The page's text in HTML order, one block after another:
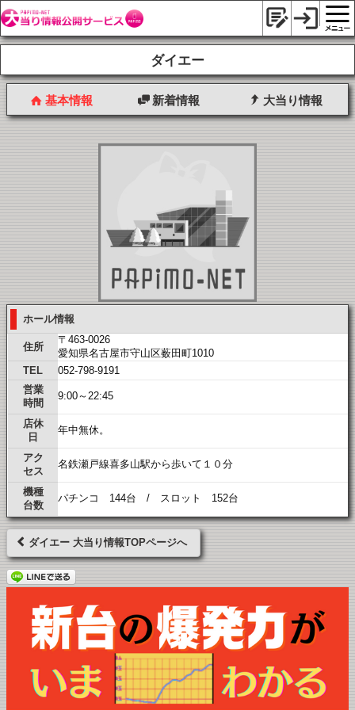
ダイエー
基本情報 新着情報 大当り情報
ホール情報
住所
〒463-0026
愛知県名古屋市守山区薮田町1010
TEL
052-798-9191
営業
時間
9:00～22:45
店休
日
年中無休。
アク
セス
名鉄瀬戸線喜多山駅から歩いて１０分
機種
台数
パチンコ 144台 / スロット 152台
ダイエー 大当り情報TOPページへ